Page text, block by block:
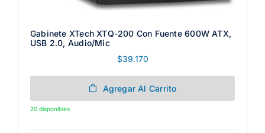
Gabinete XTech XTQ-200 Con Fuente 600W ATX,
USB 2.0, Audio/Mic
$39.170
Agregar Al Carrito
20 disponibles